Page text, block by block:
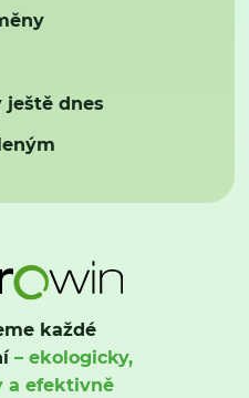
dnes
každé
– ekologicky,
a efektivně